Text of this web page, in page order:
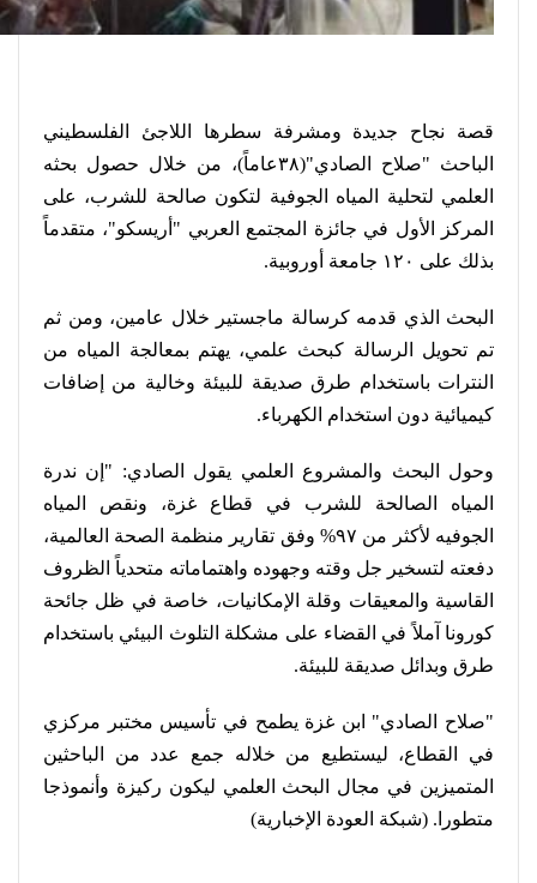
قصة نجاح جديدة ومشرفة سطرها اللاجئ الفلسطيني
الباحث "صلاح الصادي"(٣٨عاماً)، من خلال حصول بحثه
العلمي لتحلية المياه الجوفية لتكون صالحة للشرب، على
المركز الأول في جائزة المجتمع العربي "أريسكو"، متقدماً
بذلك على ١٢٠ جامعة أوروبية
.
البحث الذي قدمه كرسالة ماجستير خلال عامين، ومن ثم
تم تحويل الرسالة كبحث علمي، يهتم بمعالجة المياه من
النترات باستخدام طرق صديقة للبيئة وخالية من إضافات
كيميائية دون استخدام الكهرباء.
وحول البحث والمشروع العلمي يقول الصادي: "إن ندرة
المياه الصالحة للشرب في قطاع غزة، ونقص المياه
الجوفيه لأكثر من ٩٧% وفق تقارير منظمة الصحة العالمية،
دفعته لتسخير جل وقته وجهوده واهتماماته متحدياً الظروف
القاسية والمعيقات وقلة الإمكانيات، خاصة في ظل جائحة
كورونا آملاً في القضاء على مشكلة التلوث البيئي باستخدام
طرق وبدائل صديقة للبيئة.
"صلاح الصادي" ابن غزة يطمح في تأسيس مختبر مركزي
في القطاع، ليستطيع من خلاله جمع عدد من الباحثين
المتميزين في مجال البحث العلمي ليكون ركيزة وأنموذجا
متطورا . (شبكة العودة الإخبارية)